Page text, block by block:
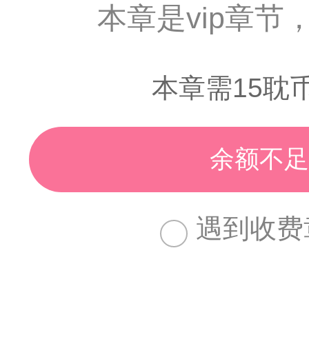
本章是vip章节
本章需15耽
余额不
遇到收